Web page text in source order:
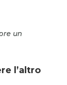
un
l’altro